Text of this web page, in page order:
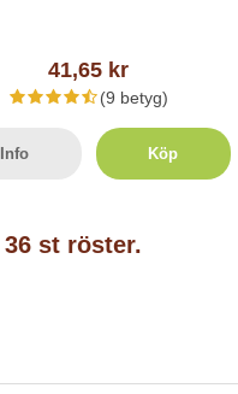
41,65 kr
(9 betyg)
Info Köp
36 st röster.